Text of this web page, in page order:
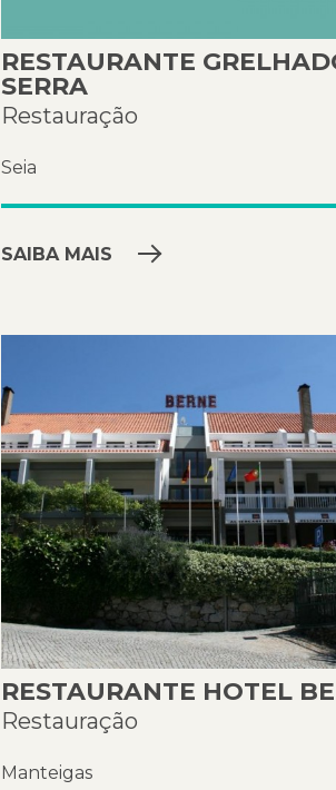
RESTAURANTE
SERRA
Restauração
Seia
SAIBA MAIS
RESTAURANTE HOTEL
Restauração
Manteigas